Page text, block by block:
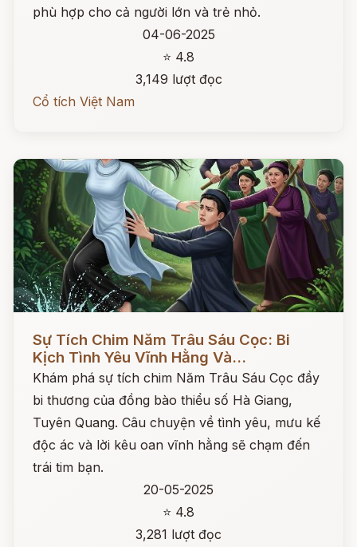
phù hợp cho cả người lớn và trẻ nhỏ.
04-06-2025
⭐ 4.8
3,149 lượt đọc
Cổ tích Việt Nam
Sự Tích Chim Năm Trâu Sáu Cọc: Bi
Kịch Tình Yêu Vĩnh Hằng Và...
Khám phá sự tích chim Năm Trâu Sáu Cọc đầy
bi thương của đồng bào thiểu số Hà Giang,
Tuyên Quang. Câu chuyện về tình yêu, mưu kế
độc ác và lời kêu oan vĩnh hằng sẽ chạm đến
trái tim bạn.
20-05-2025
⭐ 4.8
3,281 lượt đọc